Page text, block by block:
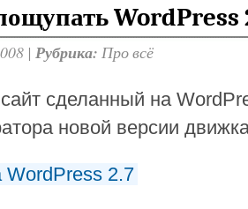
WordPress
| Рубрика: Про всё
сделанный на
новой версии
WordPress 2.7